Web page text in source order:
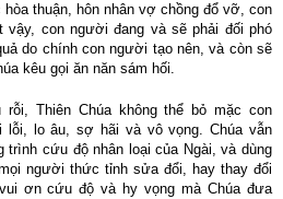
thuận, hôn nhân vợ chồng đổ vỡ, con
con người đang và sẽ phải đối phó
do chính con người tạo nên, và còn sẽ
kêu gọi ăn năn sám hối.
Thiên Chúa không thể bỏ mặc con
lỗi, lo âu, sợ hãi và vô vọng. Chúa vẫn
trình cứu độ nhân loại của Ngài, và dùng
người thức tỉnh sửa đổi, hay thay đổi
ơn cứu độ và hy vọng mà Chúa đưa